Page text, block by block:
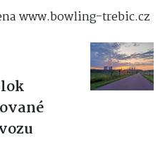
www.bowling-trebic.cz